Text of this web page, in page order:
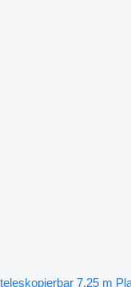
teleskopierbar 7,25 m